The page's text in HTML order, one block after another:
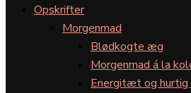
Opskrifter
Morgenmad
Blødkogte æg
Morgenmad á la
Energitæt og hurtig